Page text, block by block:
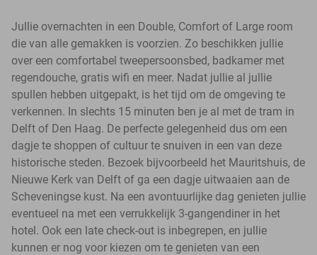
Jullie overnachten in een Double, Comfort of Large room
die van alle gemakken is voorzien. Zo beschikken jullie
over een comfortabel tweepersoonsbed, badkamer met
regendouche, gratis wifi en meer. Nadat jullie al jullie
spullen hebben uitgepakt, is het tijd om de omgeving te
verkennen. In slechts 15 minuten ben je al met de tram in
Delft of Den Haag. De perfecte gelegenheid dus om een
dagje te shoppen of cultuur te snuiven in een van deze
historische steden. Bezoek bijvoorbeeld het Mauritshuis, de
Nieuwe Kerk van Delft of ga een dagje uitwaaien aan de
Scheveningse kust. Na een avontuurlijke dag genieten jullie
eventueel na met een verrukkelijk 3-gangendiner in het
hotel. Ook een late check-out is inbegrepen, en jullie
kunnen er nog voor kiezen om te genieten van een